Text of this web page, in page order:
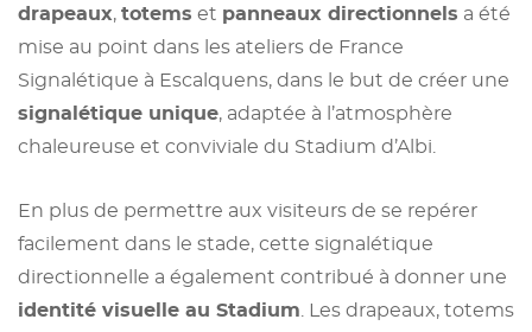
drapeaux, totems et panneaux directionnels a été
mise au point dans les ateliers de France
Signalétique à Escalquens, dans le but de créer une
signalétique unique, adaptée à l’atmosphère
chaleureuse et conviviale du Stadium d’Albi.
En plus de permettre aux visiteurs de se repérer
facilement dans le stade, cette signalétique
directionnelle a également contribué à donner une
identité visuelle au Stadium . Les drapeaux, totems